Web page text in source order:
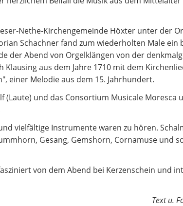
Nethe-Kirchengemeinde Höxter unter der
Schachner fand zum wiederholten Male ein
der Abend von Orgelklängen von der
Klausing aus dem Jahre 1710 mit dem
einer Melodie aus dem 15. Jahrhundert.
(Laute) und das Consortium Musicale Moresca
vielfältige Instrumente waren zu hören.
Gesang, Gemshorn, Cornamuse und
von dem Abend bei Kerzenschein und
Text u.